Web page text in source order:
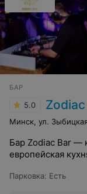
БАР
5.0
Минск, ул.
Бар Zodiac Bar —
европейская
Парковка: Есть